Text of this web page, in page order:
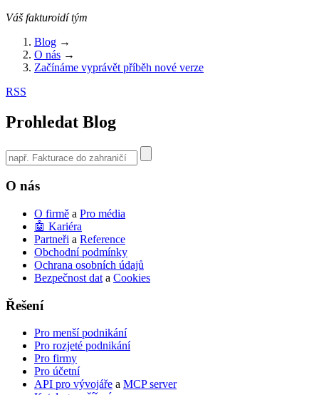
Váš fakturoidí tým
Blog →
O nás →
Začínáme vyprávět příběh nové verze
RSS
Prohledat Blog
Use
the
result.
O nás
O firmě a Pro média
🤖 Kariéra
Partneři a Reference
Obchodní podmínky
Ochrana osobních údajů
Bezpečnost dat a Cookies
Řešení
Pro menší podnikání
Pro rozjeté podnikání
Pro firmy
Pro účetní
API pro vývojáře a MCP server